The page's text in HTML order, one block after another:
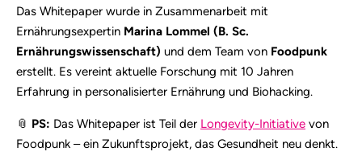
Das Whitepaper wurde in Zusammenarbeit mit
Ernährungsexpertin Marina Lommel (B. Sc.
Ernährungswissenschaft) und dem Team von Foodpunk
erstellt. Es vereint aktuelle Forschung mit 10 Jahren
Erfahrung in personalisierter Ernährung und Biohacking.
📎 PS: Das Whitepaper ist Teil der Longevity-Initiative von
Foodpunk – ein Zukunftsprojekt, das Gesundheit neu denkt.